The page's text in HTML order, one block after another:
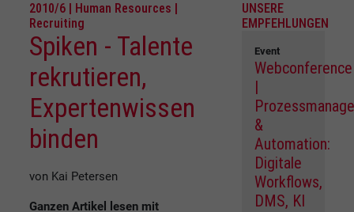
2010/6 | Human Resources |
Recruiting
Spiken - Talente
rekrutieren,
Expertenwissen
binden
von Kai Petersen
Ganzen Artikel lesen mit
UNSERE
EMPFEHLUNGEN
Event
Webconference
|
&
Automation:
Digitale
Workflows,
DMS, KI